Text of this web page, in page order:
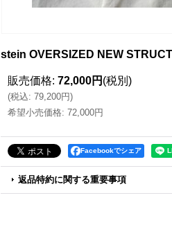
stein OVERSIZED NEW
販売価格: 72,000円 (税別)
(税込: 79,200円)
希望小売価格: 72,000円
Facebookでシェア
返品特約に関する重要事項